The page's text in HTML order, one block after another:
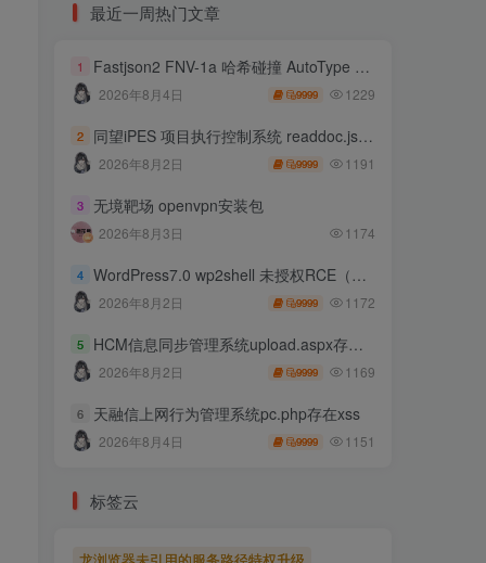
最近一周热门文章
1 Fastjson2 FNV-1a 哈希碰撞 AutoType 绕过远程代码执行
2026年8月4日 9999 1229
2 同望iPES 项目执行控制系统 readdoc.jsp存在任意文件读取
2026年8月2日 9999 1191
3 无境靶场 openvpn安装包
2026年8月3日 1174
4 WordPress7.0 wp2shell 未授权RCE（CVE-2026-63030 CVE-2026-60137）
2026年8月2日 9999 1172
5 HCM信息同步管理系统upload.aspx存在任意文件上传
2026年8月2日 9999 1169
6 天融信上网行为管理系统pc.php存在xss
2026年8月4日 9999 1151
标签云